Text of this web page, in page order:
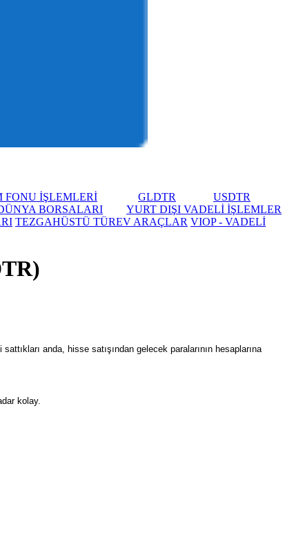
FONU İŞLEMLERİ GLDTR
USDTR
BORSALARI
YURT DIŞI VADELİ İŞLEMLER
TEZGAHÜSTÜ TÜREV ARAÇLAR VIOP - VADELİ
anda, hisse satışından gelecek paralarının hesaplarına
kolay.